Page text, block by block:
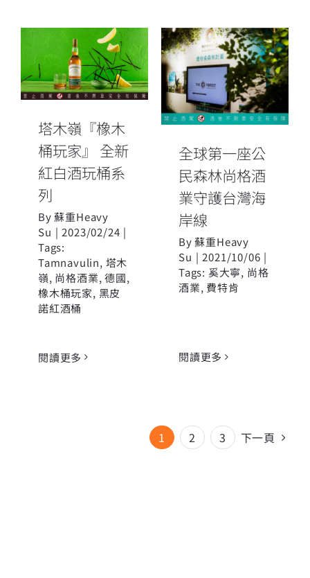
塔木嶺『橡木
桶玩家』 全新
紅白酒玩桶系
塔木嶺『橡木
桶玩家』 全新
紅白酒玩桶系
列
By蘇重Heavy
Su | 2023/02/24 |
Tags:
Tamnavulin, 塔木
嶺, 尚格酒業,德國,
橡木桶玩家, 黑皮
諾紅酒桶
閱讀更多
全球第一座公
民森林尚格酒
業守護台灣海
岸線
全球第一座公
民森林尚格酒
業守護台灣海
岸線
By蘇重Heavy
Su | 2021/10/06 |
Tags: 奚大寧, 尚格
酒業, 費特肯
閱讀更多
1 2 3 下一頁